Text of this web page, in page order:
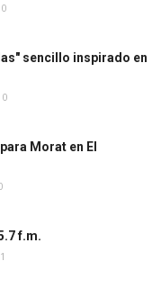
0
sencillo inspirado en
0
Morat en El
f.m.
1